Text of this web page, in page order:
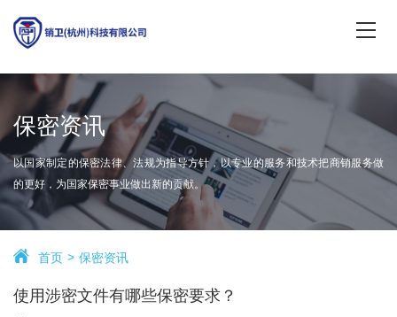
保密资讯
以国家制定的保密法律、法规为指导方针，以专业的服务和技术把商销服务做
的更好，为国家保密事业做出新的贡献。
首页 保密资讯
使用涉密文件有哪些保密要求？